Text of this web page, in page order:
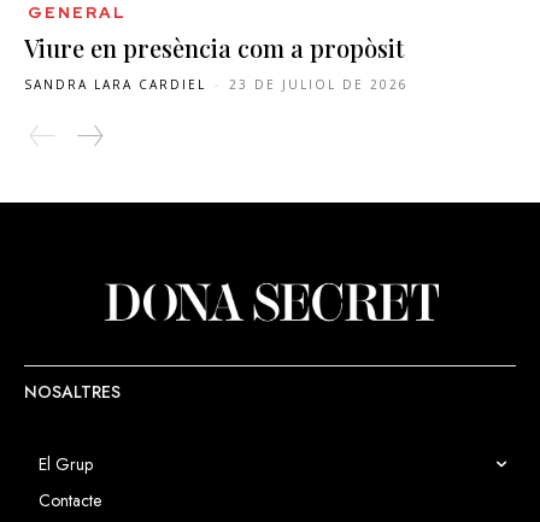
GENERAL
Viure en presència com a propòsit
SANDRA LARA CARDIEL - 23 DE JULIOL DE 2026
NOSALTRES
El Grup
Contacte